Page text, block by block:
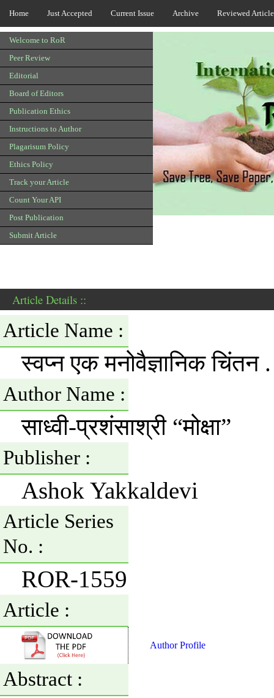
Home Just Accepted Current Issue Archive Reviewed
Welcome to RoR
Peer Review
Editorial
Board of Editors
Publication Ethics
Instructions to Author
Plagarisum Policy
Ethics Policy
Track your Article
Count Your API
Post Publication
Submit Article
Article Details ::
Article Name :
स्वप्न एक मनोवैज्ञानिक चिंतन .
Author Name :
साध्वी-प्रशंसाश्री “मोक्षा”
Publisher :
Ashok Yakkaldevi
Article Series
No. :
ROR-1559
Article :
Author Profile
Abstract :